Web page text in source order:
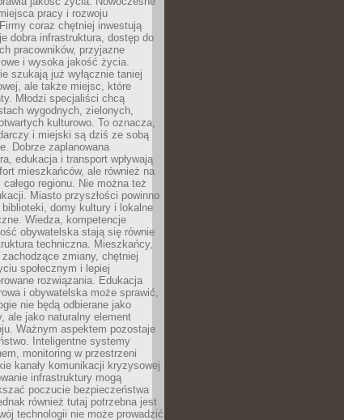
pracy i rozwoju
coraz chętniej inwestują
dobra infrastruktura, dostęp do
pracowników, przyjazne
i wysoka jakość życia.
szukają już wyłącznie taniej
ale także miejsc, które
Młodzi specjaliści chcą
wygodnych, zielonych,
kulturowo. To oznacza,
i miejski są dziś ze sobą
Dobrze zaplanowana
edukacja i transport wpływają
mieszkańców, ale również na
regionu. Nie można też
Miasto przyszłości powinno
biblioteki, domy kultury i lokalne
Wiedza, kompetencje
obywatelska stają się równie
techniczna. Mieszkańcy,
zmiany, chętniej
społecznym i lepiej
rozwiązania. Edukacja
i obywatelska może sprawić,
nie będą odbierane jako
ale jako naturalny element
Ważnym aspektem pozostaje
Inteligentne systemy
monitoring w przestrzeni
kanały komunikacji kryzysowej
infrastruktury mogą
poczucie bezpieczeństwa
również tutaj potrzebna jest
technologii nie może prowadzić